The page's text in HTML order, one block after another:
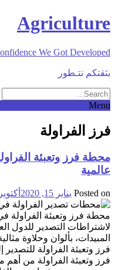
to
Agriculture
We Got Developed
بثقتكم نتـطور
Menu
فرز الفراولة
محطة فرز وتعبئة
عالمية
Posted on يناير 15, 2020 أكتوبر 12, 2025
محطة فرز وتعبئة الفراولة
لاشتراطات التصدير للدول
المبيدات، بألوان وحلاوة
فرز وتعبئة الفراولة للتصدير
فرز وتعبئة الفراولة من